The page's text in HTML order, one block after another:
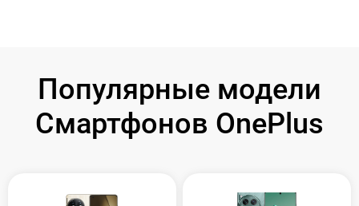
Популярные модели
Смартфонов OnePlus